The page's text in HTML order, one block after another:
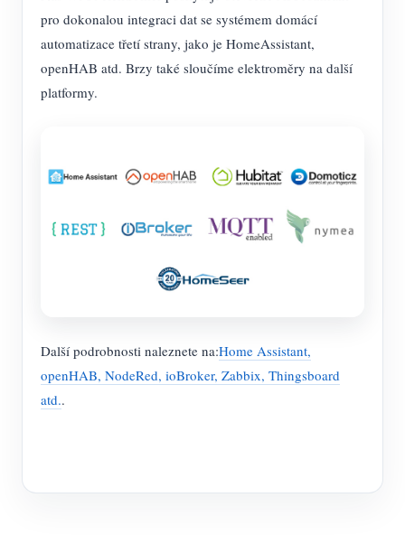
Simulátor IAMMETER
Virtuální měřič
Systém energetického předpovídání a simulace
Monitor spotřeby elektřiny
Řídicí systém PV ohřívače
Tovární energetické monitorování
Zdroje
Rychlý start produktu
Výukové video
Společenství
pro dokonalou integraci dat se systémem domácí
automatizace třetí strany, jako je HomeAssistant,
openHAB atd. Brzy také sloučíme elektroměry na další
platformy.
Další podrobnosti naleznete na:Home Assistant,
openHAB, NodeRed, ioBroker, Zabbix, Thingsboard
atd..